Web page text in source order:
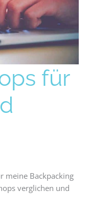
für
meine Backpacking
verglichen und